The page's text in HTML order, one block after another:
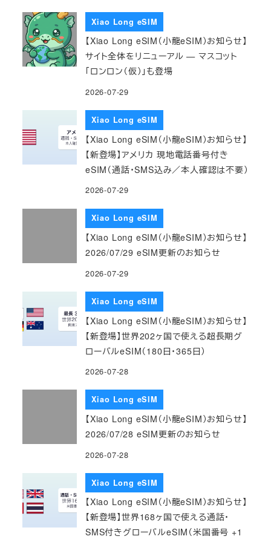
Xiao Long eSIM
【Xiao Long eSIM（小龍eSIM）お知らせ】
サイト全体をリニューアル — マスコット
「ロンロン（仮）」も登場
2026-07-29
Xiao Long eSIM
【Xiao Long eSIM（小龍eSIM）お知らせ】
【新登場】アメリカ 現地電話番号付き
eSIM（通話・SMS込み／本人確認は不要）
2026-07-29
Xiao Long eSIM
【Xiao Long eSIM（小龍eSIM）お知らせ】
2026/07/29 eSIM更新のお知らせ
2026-07-29
Xiao Long eSIM
【Xiao Long eSIM（小龍eSIM）お知らせ】
【新登場】世界202ヶ国で使える超長期グ
ローバルeSIM（180日・365日）
2026-07-28
Xiao Long eSIM
【Xiao Long eSIM（小龍eSIM）お知らせ】
2026/07/28 eSIM更新のお知らせ
2026-07-28
Xiao Long eSIM
【Xiao Long eSIM（小龍eSIM）お知らせ】
【新登場】世界168ヶ国で使える通話・
SMS付きグローバルeSIM（米国番号 +1